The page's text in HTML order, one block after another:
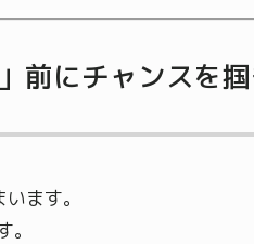
前にチャンスを
ます。